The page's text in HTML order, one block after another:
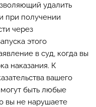
удалить
при получении
через
этого
в суд, когда вы
наказания. К
вашего
быть любые
вы не нарушаете